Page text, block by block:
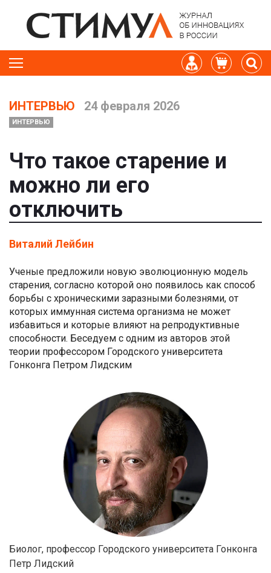
ИНТЕРВЬЮ 24 февраля 2026
ИНТЕРВЬЮ
Что такое старение и
можно ли его
отключить
Виталий Лейбин
Ученые предложили новую эволюционную модель
старения, согласно которой оно появилось как способ
борьбы с хроническими заразными болезнями, от
которых иммунная система организма не может
избавиться и которые влияют на репродуктивные
способности. Беседуем с одним из авторов этой
теории профессором Городского университета
Гонконга Петром Лидским
Биолог, профессор Городского университета Гонконга
Петр Лидский